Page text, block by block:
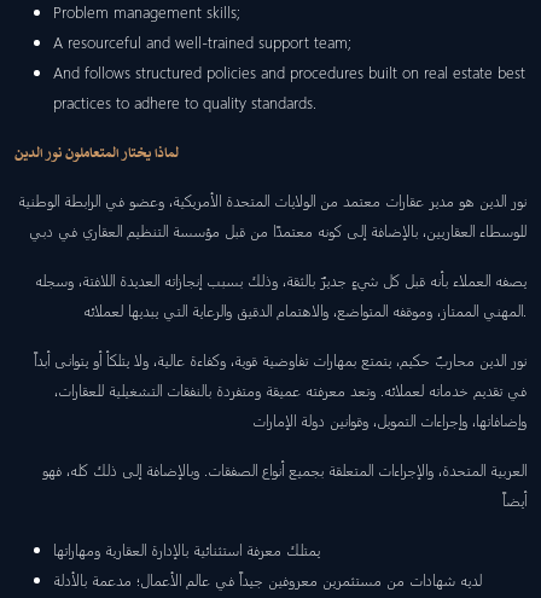
Problem management skills;
A resourceful and well-trained support team;
And follows structured policies and procedures built on real estate best
practices to adhere to quality standards.
لماذا يختار المتعاملون نور الدين
نور الدين هو مدير عقارات معتمد من الولايات المتحدة الأمريكية، وعضو في الرابطة الوطنية
للوسطاء العقاريين، بالإضافة إلى كونه معتمدًا من قبل مؤسسة التنظيم العقاري في دبي
يصفه العملاء بأنه قبل كل شيءٍ جديرٌ بالثقة، وذلك بسبب إنجازاته العديدة اللافتة، وسجله
المهني الممتاز، وموقفه المتواضع، والاهتمام الدقيق والرعاية التي يبديها لعملائه.
نور الدين محاربٌ حكيم، يتمتع بمهارات تفاوضية قوية، وكفاءة عالية، ولا يتلكأ أو يتوانى أبداً
في تقديم خدماته لعملائه. وتعد معرفته عميقة ومتفردة بالنفقات التشغيلية للعقارات،
وإضافاتها، وإجراءات التمويل، وقوانين دولة الإمارات
العربية المتحدة، والإجراءات المتعلقة بجميع أنواع الصفقات. وبالإضافة إلى ذلك كله، فهو
أيضاً
يمتلك معرفة استثنائية بالإدارة العقارية ومهاراتها
لديه شهادات من مستثمرين معروفين جيداً في عالم الأعمال؛ مدعمة بالأدلة